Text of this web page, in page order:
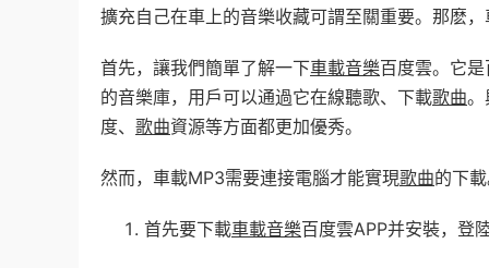
擴充自己在車上的音樂收藏可謂至關重要。那麽
首先，讓我們簡單了解一下車載音樂百度雲。它
的音樂庫，用戶可以通過它在線聽歌、下載歌曲。
度、 歌曲資源等方面都更加優秀。
然而，車載MP3需要連接電腦才能實現歌曲的下
首先要下載車載音樂百度雲APP并安裝，登